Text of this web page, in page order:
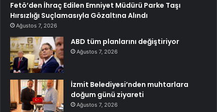
Fetö’den İhraç Edilen Emniyet Müdürü Parke Taşı
Hırsızlığı Suçlamasıyla Gözaltına Alındı
Ağustos 7, 2026
ABD tüm planlarını değiştiriyor
Ağustos 7, 2026
İzmit Belediyesi’nden muhtarlara
doğum günü ziyareti
Ağustos 7, 2026